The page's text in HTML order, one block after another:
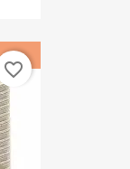
favorite_border